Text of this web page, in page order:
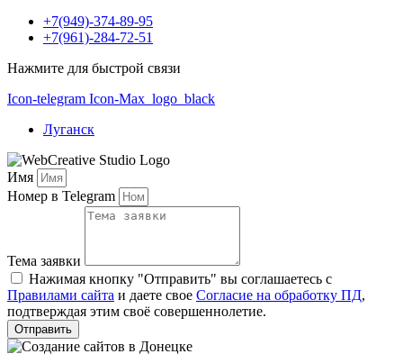
+7(949)-374-89-95
+7(961)-284-72-51
Нажмите для быстрой связи
Icon-telegram Icon-Max_logo_black
Луганск
Имя
Номер в Telegram
Тема заявки
Нажимая кнопку "Отправить" вы соглашаетесь с
Правилами сайта и даете свое Согласие на обработку ПД,
подтверждая этим своё совершеннолетие.
Отправить